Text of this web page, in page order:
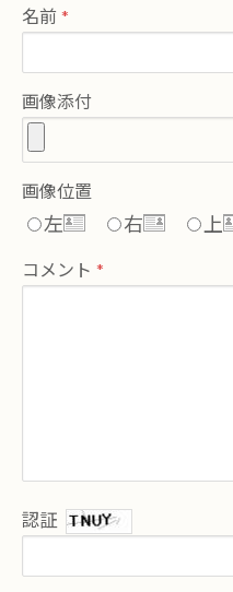
名前
画像添付
画像位置
左 右 上
コメント
認証